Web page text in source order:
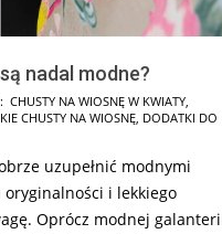
nadal modne?
CHUSTY NA WIOSNĘ W KWIATY,
CHUSTY NA WIOSNĘ, DODATKI DO
uzupełnić modnymi
i lekkiego
Oprócz modnej